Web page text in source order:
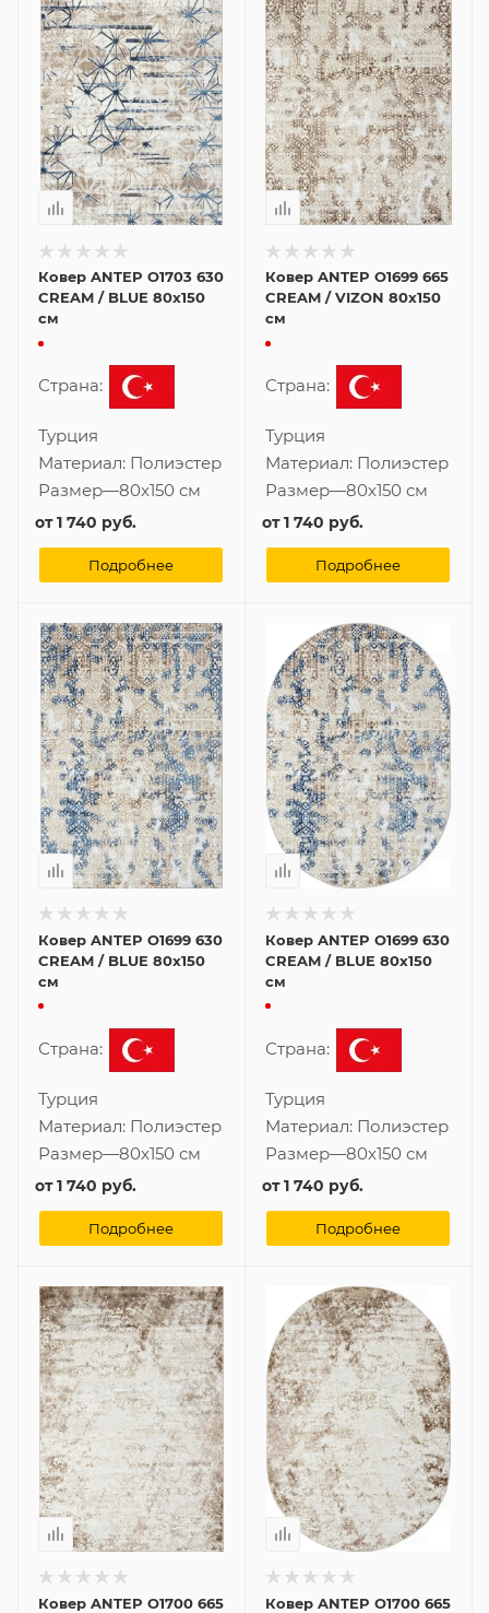
Ковер ANTEP O1703 630
CREAM / BLUE 80x150
см
Страна:
Турция
Материал: Полиэстер
Размер—80x150 см
от1 740 руб.
Подробнее
Ковер ANTEP O1699 665
CREAM / VIZON 80x150
см
Страна:
Турция
Материал: Полиэстер
Размер—80x150 см
от1 740 руб.
Подробнее
Ковер ANTEP O1699 630
CREAM / BLUE 80x150
см
Страна:
Турция
Материал: Полиэстер
Размер—80x150 см
от1 740 руб.
Подробнее
Ковер ANTEP O1699 630
CREAM / BLUE 80x150
см
Страна:
Турция
Материал: Полиэстер
Размер—80x150 см
от1 740 руб.
Подробнее
Ковер ANTEP O1700 665
Ковер ANTEP O1700 665